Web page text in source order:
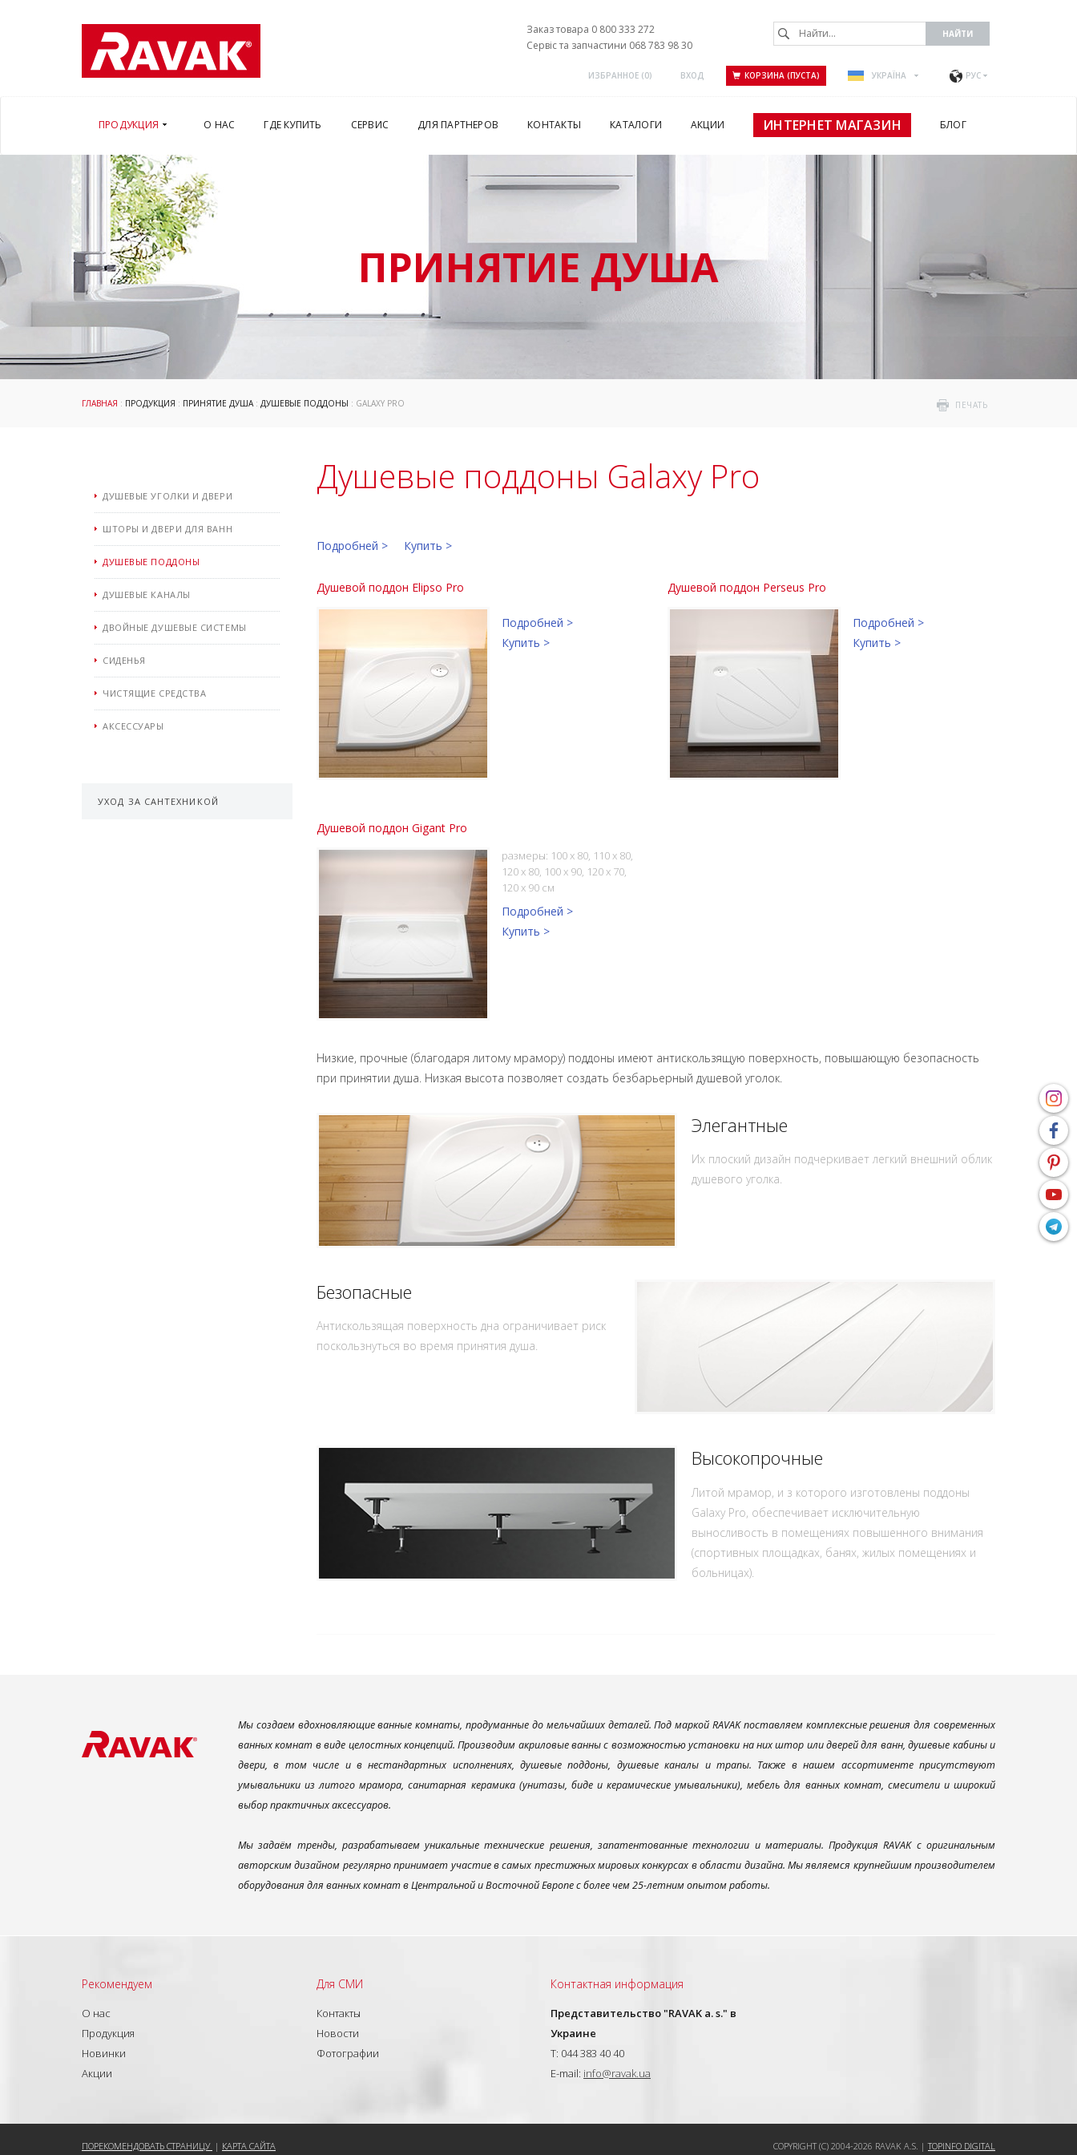
Заказ товара 0 800 333 272
Сервіс та запчастини 068 783 98 30
ИЗБРАННОЕ (0) ВХОД КОРЗИНА (ПУСТА) УКРАЇНА РУС
ПРОДУКЦИЯ О НАС ГДЕ КУПИТЬ СЕРВИС ДЛЯ ПАРТНЕРОВ КОНТАКТЫ КАТАЛОГИ АКЦИИ ИНТЕРНЕТ МАГАЗИН БЛОГ
ПРИНЯТИЕ ДУША
ПЕЧАТЬ
ГЛАВНАЯ : ПРОДУКЦИЯ : ПРИНЯТИЕ ДУША: ДУШЕВЫЕ ПОДДОНЫ : GALAXY PRO
ДУШЕВЫЕ УГОЛКИ И ДВЕРИ
ШТОРЫ И ДВЕРИ ДЛЯ ВАНН
ДУШЕВЫЕ ПОДДОНЫ
ДУШЕВЫЕ КАНАЛЫ
ДВОЙНЫЕ ДУШЕВЫЕ СИСТЕМЫ
СИДЕНЬЯ
ЧИСТЯЩИЕ СРЕДСТВА
АКСЕССУАРЫ
УХОД ЗА САНТЕХНИКОЙ
Душевые поддоны Galaxy Pro
Подробней > Купить >
Душевой поддон Elipso Pro
Подробней >
Купить >
Душевой поддон Perseus Pro
Подробней >
Купить >
Душевой поддон Gigant Pro
размеры: 100 х 80, 110 х 80,
120 х 80, 100 x 90, 120 x 70,
120 х 90 см
Подробней >
Купить >
Низкие, прочные (благодаря литому мрамору) поддоны имеют антискользящую поверхность, повышающую безопасность
при принятии душа. Низкая высота позволяет создать безбарьерный душевой уголок.
Элегантные
Их плоский дизайн подчеркивает легкий внешний облик
душевого уголка.
Безопасные
Антискользящая поверхность дна ограничивает риск
поскользнуться во время принятия душа.
Высокопрочные
Литой мрамор, и з которого изготовлены поддоны
Galaxy Pro, обеспечивает исключительную
выносливость в помещениях повышенного внимания
(спортивных площадках, банях, жилых помещениях и
больницах).
Мы создаем вдохновляющие ванные комнаты, продуманные до мельчайших деталей. Под маркой RAVAK поставляем комплексные решения для современных
ванных комнат в виде целостных концепций. Производим акриловые ванны с возможностью установки на них штор или дверей для ванн, душевые кабины и
двери, в том числе и в нестандартных исполнениях, душевые поддоны, душевые каналы и трапы. Также в нашем ассортименте присутствуют
умывальники из литого мрамора, санитарная керамика (унитазы, биде и керамические умывальники), мебель для ванных комнат, смесители и широкий
выбор практичных аксессуаров.
Мы задаём тренды, разрабатываем уникальные технические решения, запатентованные технологии и материалы. Продукция RAVAK с оригинальным
авторским дизайном регулярно принимает участие в самых престижных мировых конкурсах в области дизайна. Мы являемся крупнейшим производителем
оборудования для ванных комнат в Центральной и Восточной Европе с более чем 25-летним опытом работы.
Рекомендуем
О нас
Продукция
Новинки
Акции
Для СМИ
Контакты
Новости
Фотографии
Контактная информация
Представительство "RAVAK a. s." в
Украине
T: 044 383 40 40
E-mail: info@ravak.ua
ПОРЕКОМЕНДОВАТЬ СТРАНИЦУ | КАРТА САЙТА COPYRIGHT (C) 2004-2026 RAVAK A.S. |TOPINFO DIGITAL